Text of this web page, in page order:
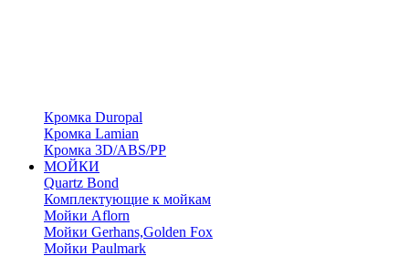
Кромка Duropal
Кромка Lamian
Кромка 3D/ABS/PP
МОЙКИ
Quartz Bond
Комплектующие к мойкам
Мойки Aflorn
Мойки Gerhans,Golden Fox
Мойки Paulmark